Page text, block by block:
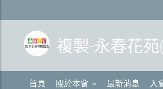
複製-永春花
首頁 關於本會 最新消息 入